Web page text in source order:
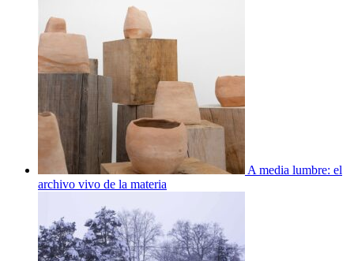
A media lumbre: el
archivo vivo de la materia